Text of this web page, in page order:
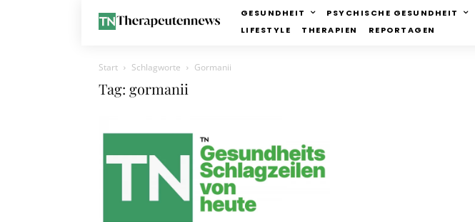
GESUNDHEIT PSYCHISCHE GESUNDHEIT
LIFESTYLE
THERAPIEN REPORTAGEN
Start Schlagworte Gormanii
Tag: gormanii